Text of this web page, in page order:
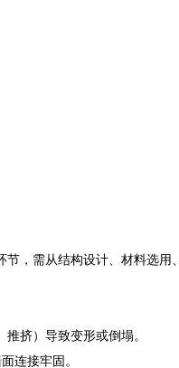
需从结构设计、材料选用
挤）导致变形或倒塌。
连接牢固。